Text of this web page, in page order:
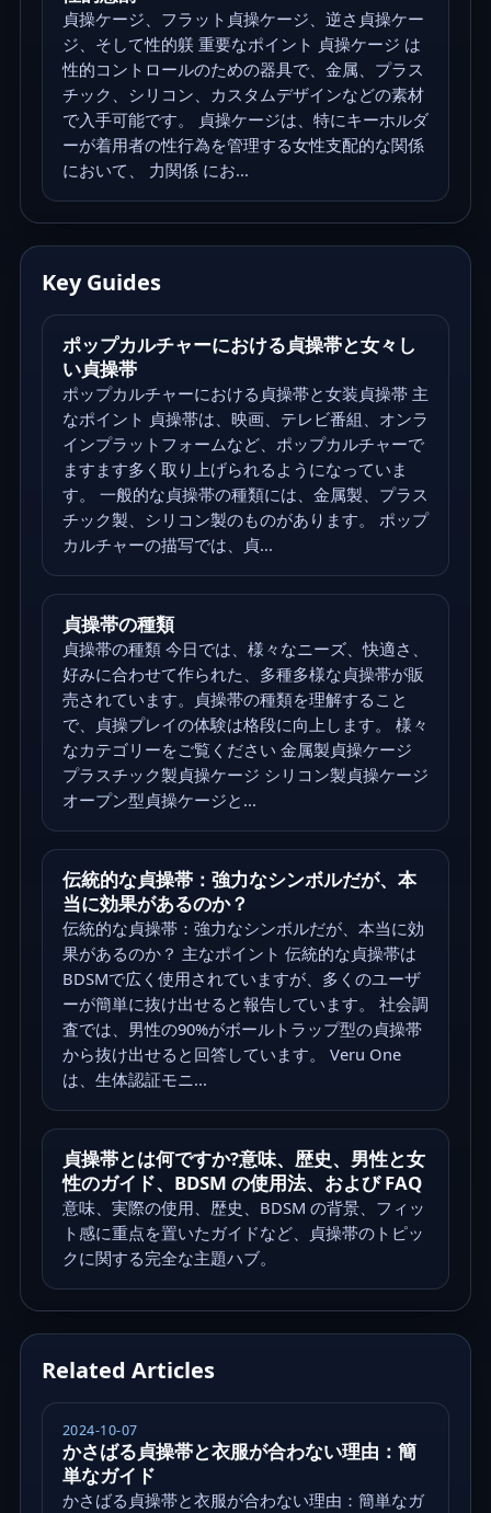
貞操ケージ、フラット貞操ケージ、逆さ貞操ケー
ジ、そして性的躾 重要なポイント 貞操ケージ は
性的コントロールのための器具で、金属、プラス
チック、シリコン、カスタムデザインなどの素材
で入手可能です。 貞操ケージは、特にキーホルダ
ーが着用者の性行為を管理する女性支配的な関係
において、 力関係 にお...
Key Guides
ポップカルチャーにおける貞操帯と女々し
い貞操帯
ポップカルチャーにおける貞操帯と女装貞操帯 主
なポイント 貞操帯は、映画、テレビ番組、オンラ
インプラットフォームなど、ポップカルチャーで
ますます多く取り上げられるようになっていま
す。 一般的な貞操帯の種類には、金属製、プラス
チック製、シリコン製のものがあります。 ポップ
カルチャーの描写では、貞...
貞操帯の種類
貞操帯の種類 今日では、様々なニーズ、快適さ、
好みに合わせて作られた、多種多様な貞操帯が販
売されています。貞操帯の種類を理解すること
で、貞操プレイの体験は格段に向上します。 様々
なカテゴリーをご覧ください 金属製貞操ケージ
プラスチック製貞操ケージ シリコン製貞操ケージ
オープン型貞操ケージと...
伝統的な貞操帯：強力なシンボルだが、本
当に効果があるのか？
伝統的な貞操帯：強力なシンボルだが、本当に効
果があるのか？ 主なポイント 伝統的な貞操帯は
BDSMで広く使用されていますが、多くのユーザ
ーが簡単に抜け出せると報告しています。 社会調
査では、男性の90%がボールトラップ型の貞操帯
から抜け出せると回答しています。 Veru One
は、生体認証モニ...
貞操帯とは何ですか?意味、歴史、男性と女
性のガイド、BDSM の使用法、および FAQ
意味、実際の使用、歴史、BDSM の背景、フィッ
ト感に重点を置いたガイドなど、貞操帯のトピッ
クに関する完全な主題ハブ。
Related Articles
2024-10-07
かさばる貞操帯と衣服が合わない理由：簡
単なガイド
かさばる貞操帯と衣服が合わない理由：簡単なガ